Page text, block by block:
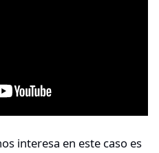
interesa en este caso es